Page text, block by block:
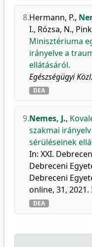
8.Hermann, P.,
I., Rózsa, N.,
Minisztériuma
irányelve a
ellátásáról.
Egészségügyi Közl.
DEA
9.Nemes, J.,
szakmai
sérüléseinek
In: XXI.
Debreceni
Debreceni
online, 31, 2021.
DEA